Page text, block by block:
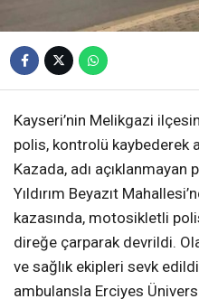
Kayseri’nin Melikgazi
polis, kontrolü kaybederek
Kazada, adı açıklanmayan
Yıldırım Beyazıt
kazasında, motosikletli
direğe çarparak devrildi.
ve sağlık ekipleri sevk
ambulansla Erciyes